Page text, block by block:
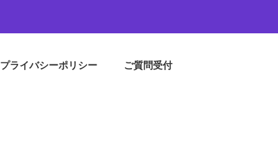
プライバシーポリシー ご質問受付